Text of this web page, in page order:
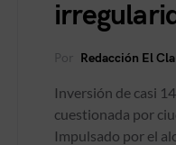
Por Redacción El
Inversión de casi
cuestionada por
Impulsado por el